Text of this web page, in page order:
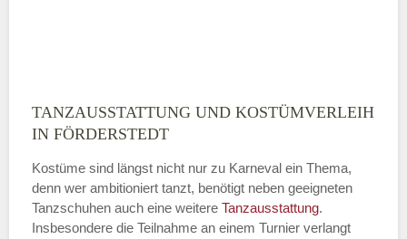
TANZAUSSTATTUNG UND KOSTÜMVERLEIH
IN FÖRDERSTEDT
Kostüme sind längst nicht nur zu Karneval ein Thema,
denn wer ambitioniert tanzt, benötigt neben geeigneten
Tanzschuhen auch eine weitere Tanzausstattung.
Insbesondere die Teilnahme an einem Turnier verlangt